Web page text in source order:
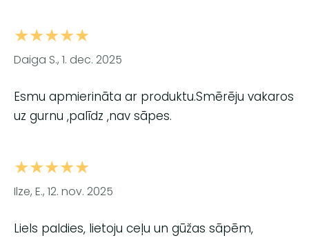
★★★★★
Daiga S., 1. dec. 2025
Esmu apmierināta ar produktu.Smērēju vakaros
uz gurnu ,palīdz ,nav sāpes.
★★★★★
Ilze, E., 12. nov. 2025
Liels paldies, lietoju ceļu un gūžas sāpēm,